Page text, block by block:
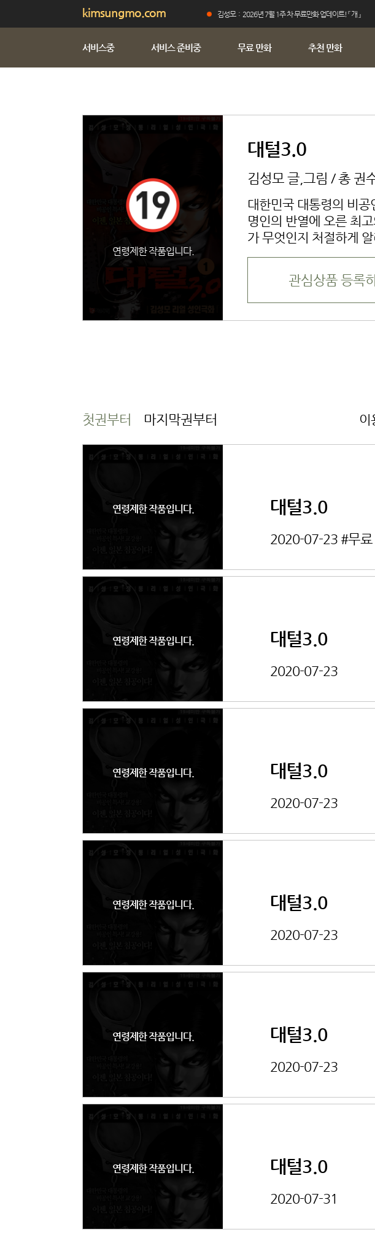
kimsungmo.com 김성모 : 2026년 7월 1주 차 무료만화 업데이트! 『 개 』
서비스중 서비스 준비중 무료 만화 추천 만화
연령제한 작품입니다.
대털3.0
김성모 글,그림 / 총 권
대한민국 대통령의 비
명인의 반열에 오른 최
가 무엇인지 처절하게
관심상품 등록
첫권부터 마지막권부터 이
2020-07-23 #무료
연령제한 작품입니다. 대털3.0
2020-07-23
연령제한 작품입니다. 대털3.0
2020-07-23
연령제한 작품입니다. 대털3.0
2020-07-23
연령제한 작품입니다. 대털3.0
2020-07-23
연령제한 작품입니다. 대털3.0
2020-07-31
연령제한 작품입니다. 대털3.0